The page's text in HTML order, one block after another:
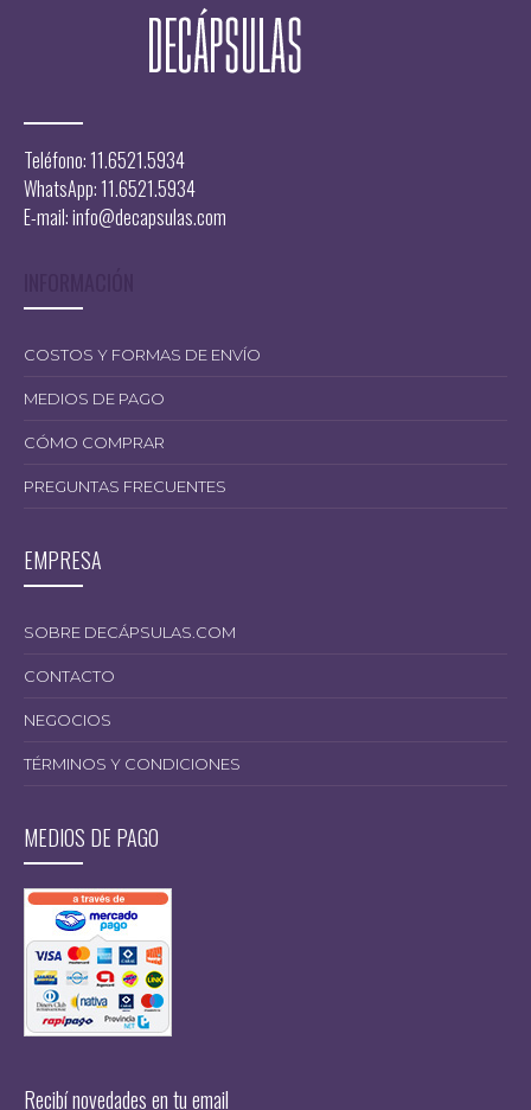
Teléfono: 11.6521.5934
WhatsApp: 11.6521.5934
E-mail:info@decapsulas.com
COSTOS Y FORMAS DE ENVÍO
MEDIOS DE PAGO
CÓMO COMPRAR
PREGUNTAS FRECUENTES
EMPRESA
SOBRE DECÁPSULAS.COM
CONTACTO
NEGOCIOS
TÉRMINOS Y CONDICIONES
MEDIOS DE PAGO
Recibí novedades en tu email